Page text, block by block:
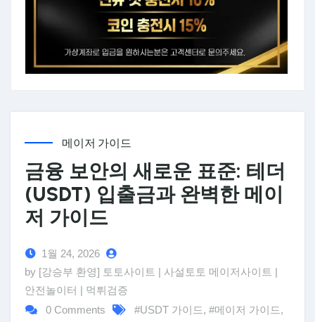
메이저 가이드
금융 보안의 새로운 표준: 테더
(USDT) 입출금과 완벽한 메이
저 가이드
1월 24, 2026
by [강승부 환영] 토토사이트 | 사설토토 메이저사이트 |
안전놀이터 | 먹튀검증
0 Comments
#USDT 가이드, #메이저 가이드,